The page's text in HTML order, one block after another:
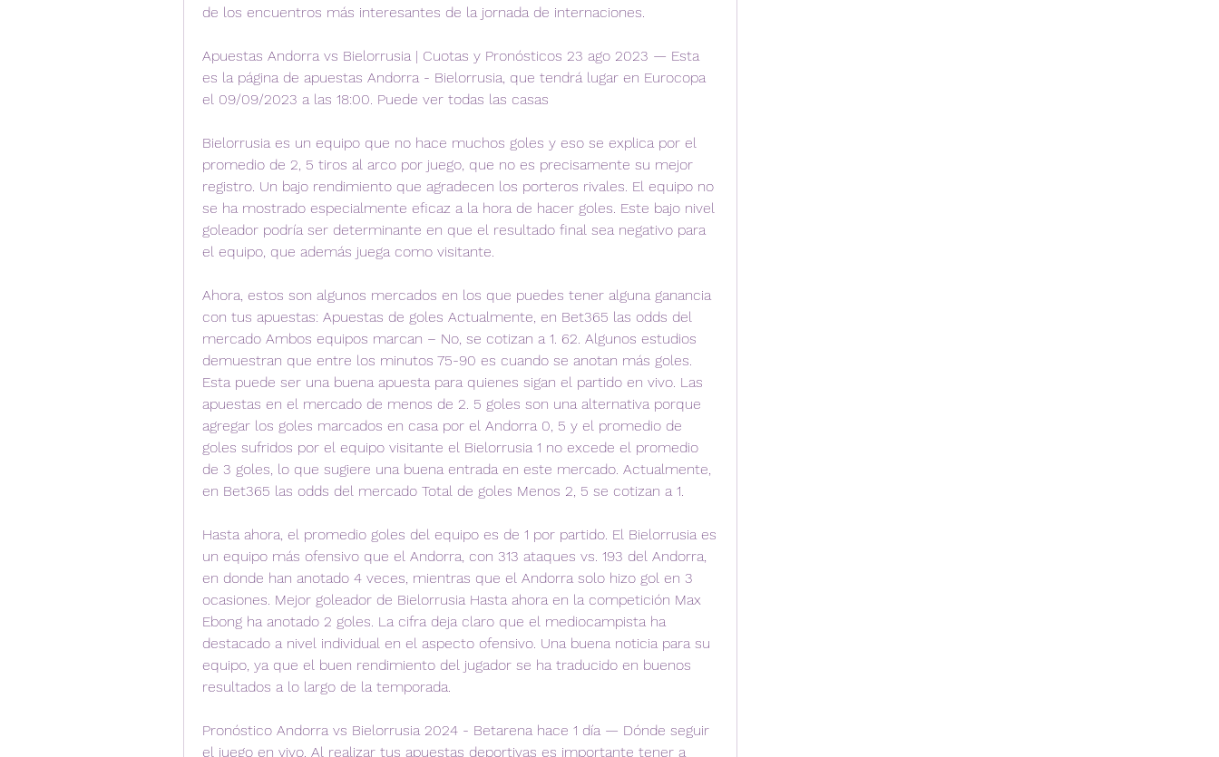
de los encuentros más interesantes de la jornada de internaciones.
Apuestas Andorra vs Bielorrusia | Cuotas y Pronósticos 23 ago 2023 — Esta
es la página de apuestas Andorra - Bielorrusia, que tendrá lugar en Eurocopa
el 09/09/2023 a las 18:00. Puede ver todas las casas
Bielorrusia es un equipo que no hace muchos goles y eso se explica por el
promedio de 2, 5 tiros al arco por juego, que no es precisamente su mejor
registro. Un bajo rendimiento que agradecen los porteros rivales. El equipo no
se ha mostrado especialmente eficaz a la hora de hacer goles. Este bajo nivel
goleador podría ser determinante en que el resultado final sea negativo para
el equipo, que además juega como visitante.
Ahora, estos son algunos mercados en los que puedes tener alguna ganancia
con tus apuestas: Apuestas de goles Actualmente, en Bet365 las odds del
mercado Ambos equipos marcan – No, se cotizan a 1. 62. Algunos estudios
demuestran que entre los minutos 75-90 es cuando se anotan más goles.
Esta puede ser una buena apuesta para quienes sigan el partido en vivo. Las
apuestas en el mercado de menos de 2. 5 goles son una alternativa porque
agregar los goles marcados en casa por el Andorra 0, 5 y el promedio de
goles sufridos por el equipo visitante el Bielorrusia 1 no excede el promedio
de 3 goles, lo que sugiere una buena entrada en este mercado. Actualmente,
en Bet365 las odds del mercado Total de goles Menos 2, 5 se cotizan a 1.
Hasta ahora, el promedio goles del equipo es de 1 por partido. El Bielorrusia es
un equipo más ofensivo que el Andorra, con 313 ataques vs. 193 del Andorra,
en donde han anotado 4 veces, mientras que el Andorra solo hizo gol en 3
ocasiones. Mejor goleador de Bielorrusia Hasta ahora en la competición Max
Ebong ha anotado 2 goles. La cifra deja claro que el mediocampista ha
destacado a nivel individual en el aspecto ofensivo. Una buena noticia para su
equipo, ya que el buen rendimiento del jugador se ha traducido en buenos
resultados a lo largo de la temporada.
Pronóstico Andorra vs Bielorrusia 2024 - Betarena hace 1 día — Dónde seguir
el juego en vivo. Al realizar tus apuestas deportivas es importante tener a